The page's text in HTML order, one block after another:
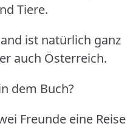
Tiere.
ist natürlich ganz
auch Österreich.
dem Buch?
Freunde eine Reise